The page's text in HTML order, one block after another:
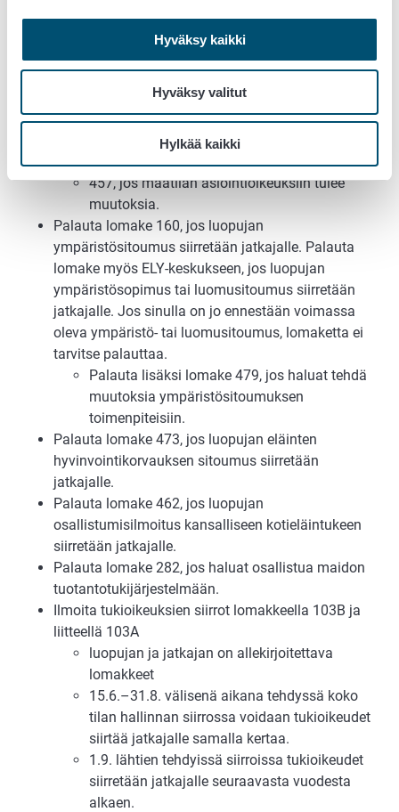
Hyväksy kaikki
Hyväksy valitut
Hylkää kaikki
456, jos perustat kokonaan uuden maatilan.
101D, jos maatilan osallisiin tulee muutoksia
(luopujan ja jatkajan on allekirjoitettava
101A, jos muutat maatilan perustietoja.
457, jos maatilan asiointioikeuksiin tulee
muutoksia.
Palauta lomake 160, jos luopujan
ympäristösitoumus siirretään jatkajalle. Palauta
lomake myös ELY-keskukseen, jos luopujan
ympäristösopimus tai luomusitoumus siirretään
jatkajalle. Jos sinulla on jo ennestään voimassa
oleva ympäristö- tai luomusitoumus, lomaketta ei
tarvitse palauttaa.
Palauta lisäksi lomake 479, jos haluat tehdä
muutoksia ympäristösitoumuksen
toimenpiteisiin.
Palauta lomake 473, jos luopujan eläinten
hyvinvointikorvauksen sitoumus siirretään
jatkajalle.
Palauta lomake 462, jos luopujan
osallistumisilmoitus kansalliseen kotieläintukeen
siirretään jatkajalle.
Palauta lomake 282, jos haluat osallistua maidon
tuotantotukijärjestelmään.
Ilmoita tukioikeuksien siirrot lomakkeella 103B ja
liitteellä 103A
luopujan ja jatkajan on allekirjoitettava
lomakkeet
15.6.–31.8. välisenä aikana tehdyssä koko
tilan hallinnan siirrossa voidaan tukioikeudet
siirtää jatkajalle samalla kertaa.
1.9. lähtien tehdyissä siirroissa tukioikeudet
siirretään jatkajalle seuraavasta vuodesta
alkaen.